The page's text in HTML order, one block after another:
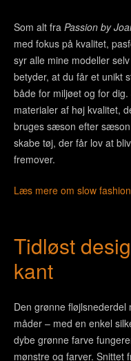
Som alt fra Passion by
med fokus på kvalitet,
syr alle mine modeller
betyder, at du får et unikt
både for miljøet og for
materialer af høj kvalitet,
bruges sæson efter
skabe tøj, der får lov at
fremover.
Læs mere om slow
Tidløst
kant
Den grønne
måder – med en enkel
dybe grønne farve
mønstre og farver.